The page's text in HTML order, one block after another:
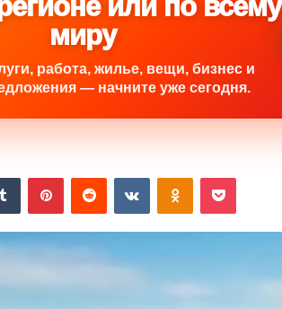
или по всему
миру
работа, жилье, вещи, бизнес и
— начните уже сегодня.